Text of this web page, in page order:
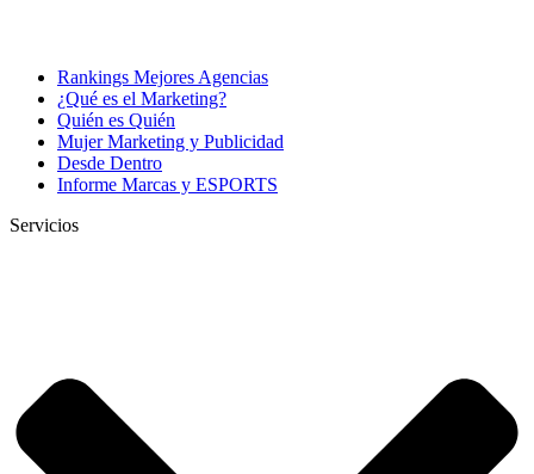
Rankings Mejores Agencias
¿Qué es el Marketing?
Quién es Quién
Mujer Marketing y Publicidad
Desde Dentro
Informe Marcas y ESPORTS
Servicios